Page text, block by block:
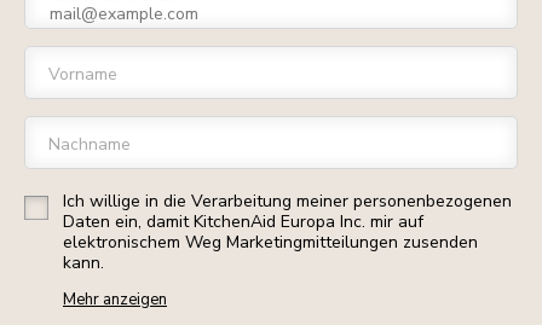
Vorname
Nachname
Ich willige in die Verarbeitung meiner personenbezogenen
Daten ein, damit KitchenAid Europa Inc. mir auf
elektronischem Weg Marketingmitteilungen zusenden
kann.
Mehr anzeigen